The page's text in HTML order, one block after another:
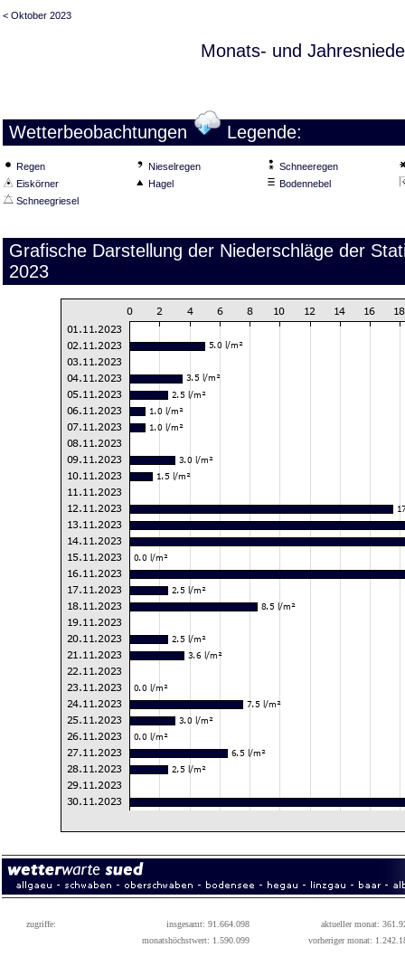
< Oktober 2023
Monats- und
Wetterbeobachtungen Legende:
Regen Nieselregen
Schneeregen
Eiskörner
Hagel
Bodennebel
Schneegriesel
Grafische Darstellung der Niederschläge der
2023
zugriffe: insgesamt: 91.664.098
aktueller monat:
monatshöchstwert: 1.590.099
vorheriger monat: